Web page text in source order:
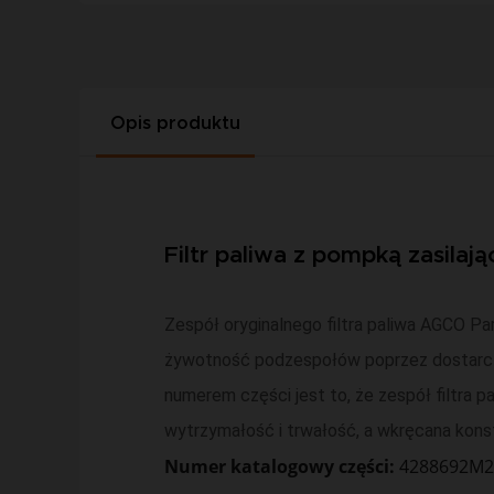
Opis produktu
Filtr paliwa z pompką
Zespół oryginalnego filtra paliwa AGCO
żywotność podzespołów poprzez
numerem części jest to, że zespół filtra
wytrzymałość i trwałość, a wkręcana
Numer katalogowy części: 4288692M2